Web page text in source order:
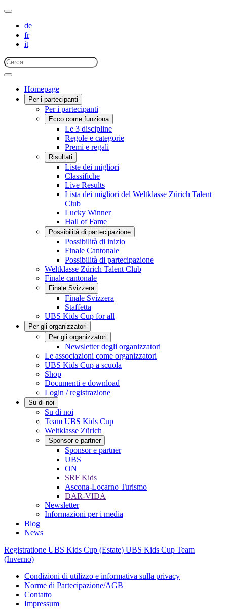
de
fr
it
Homepage
Per i partecipanti
Per i partecipanti
Ecco come funziona
Le 3 discipline
Regole e categorie
Premi e regali
Risultati
Liste dei migliori
Classifiche
Live Results
Lista dei migliori del Weltklasse Zürich Talent
Club
Lucky Winner
Hall of Fame
Possibilità di partecipazione
Possibilità di inizio
Finale Cantonale
Possibilità di partecipazione
Weltklasse Zürich Talent Club
Finale cantonale
Finale Svizzera
Finale Svizzera
Staffetta
UBS Kids Cup for all
Per gli organizzatori
Per gli organizzatori
Newsletter degli organizzatori
Le associazioni come organizzatori
UBS Kids Cup a scuola
Shop
Documenti e download
Login / registrazione
Su di noi
Su di noi
Team UBS Kids Cup
Weltklasse Zürich
Sponsor e partner
Sponsor e partner
UBS
ON
SRF Kids
Ascona-Locarno Turismo
DAR-VIDA
Newsletter
Informazioni per i media
Blog
News
Registratione UBS Kids Cup (Estate) UBS Kids Cup Team
(Inverno)
Condizioni di utilizzo e informativa sulla privacy
Norme di Partecipazione/AGB
Contatto
Impressum